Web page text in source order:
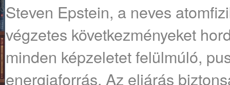
Steven Epstein, a neves
végzetes következményeket
minden képzeletet felülmúló,
energiaforrás. Az eljárás